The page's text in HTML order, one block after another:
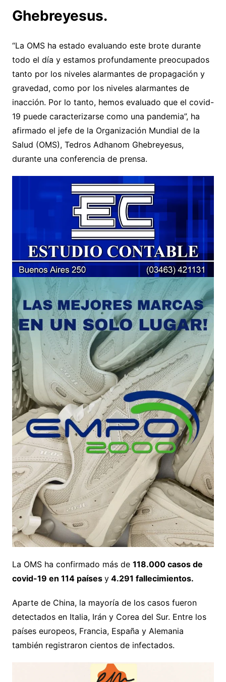
Ghebreyesus.
“La OMS ha estado evaluando este brote durante
todo el día y estamos profundamente preocupados
tanto por los niveles alarmantes de propagación y
gravedad, como por los niveles alarmantes de
inacción. Por lo tanto, hemos evaluado que el covid-
19 puede caracterizarse como una pandemia”, ha
afirmado el jefe de la Organización Mundial de la
Salud (OMS), Tedros Adhanom Ghebreyesus,
durante una conferencia de prensa.
La OMS ha confirmado más de 118.000 casos de
covid-19 en 114 países y4.291 fallecimientos.
Aparte de China, la mayoría de los casos fueron
detectados en Italia, Irán y Corea del Sur. Entre los
países europeos, Francia, España y Alemania
también registraron cientos de infectados.